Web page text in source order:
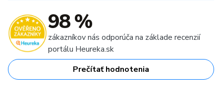
98 %
zákazníkov nás odporúča na základe recenzií
portálu Heureka.sk
Prečítať hodnotenia